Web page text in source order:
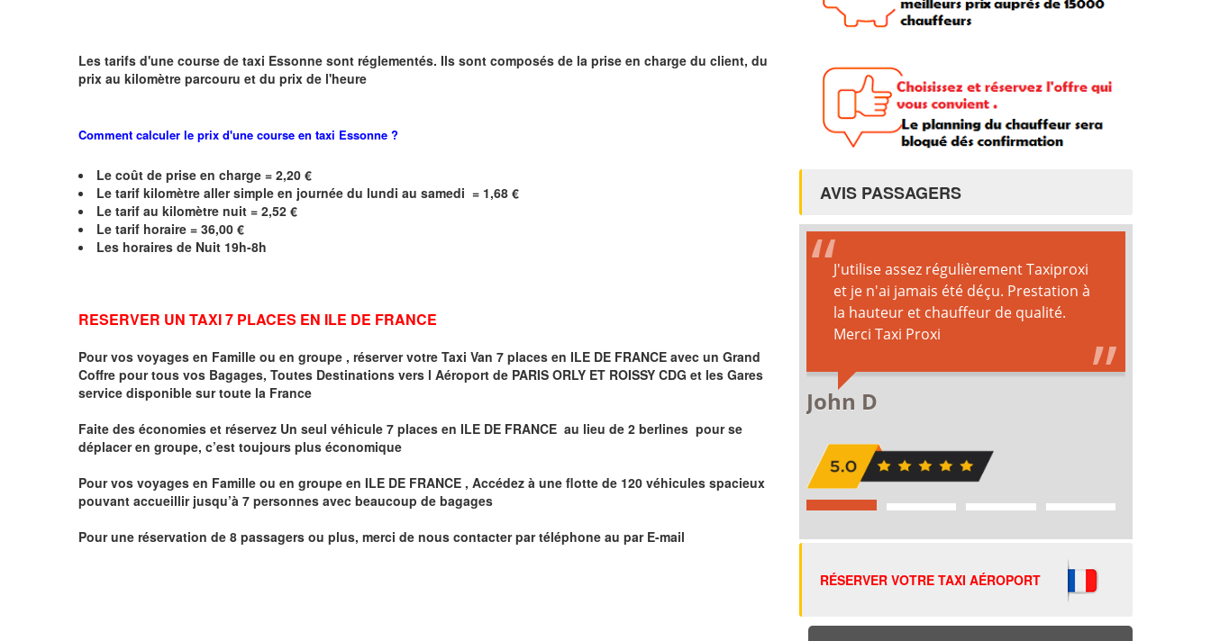
Les tarifs d'une course de taxi Essonne sont réglementés. Ils sont composés de la prise en charge du client, du
prix au kilomètre parcouru et du prix de l'heure
Comment calculer le prix d'une course en taxi Essonne ?
Le coût de prise en charge = 2,20 €
Le tarif kilomètre aller simple en journée du lundi au samedi = 1,68 €
Le tarif au kilomètre nuit = 2,52 €
Le tarif horaire = 36,00 €
Les horaires de Nuit 19h-8h
RESERVER UN TAXI 7 PLACES EN ILE DE FRANCE
Pour vos voyages en Famille ou en groupe , réserver votre Taxi Van 7 places en ILE DE FRANCE avec un Grand
Coffre pour tous vos Bagages, Toutes Destinations vers l Aéroport de PARIS ORLY ET ROISSY CDG et les Gares
service disponible sur toute la France
Faite des économies et réservez Un seul véhicule 7 places en ILE DE FRANCE au lieu de 2 berlines pour se
déplacer en groupe, c’est toujours plus économique
Pour vos voyages en Famille ou en groupe en ILE DE FRANCE , Accédez à une flotte de 120 véhicules spacieux
pouvant accueillir jusqu’à 7 personnes avec beaucoup de bagages
Pour une réservation de 8 passagers ou plus, merci de nous contacter par téléphone au par E-mail
AVIS PASSAGERS
RÉSERVER VOTRE TAXI AÉROPORT